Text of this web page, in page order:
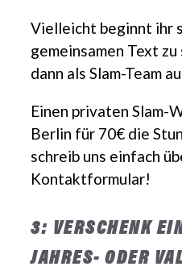
Vielleicht beginnt ihr
gemeinsamen Text
dann als Slam-Team
Einen privaten Slam-
Berlin für 70€ die
schreib uns einfach
Kontaktformular!
3: VERSCHENK
JAHRES- ODER